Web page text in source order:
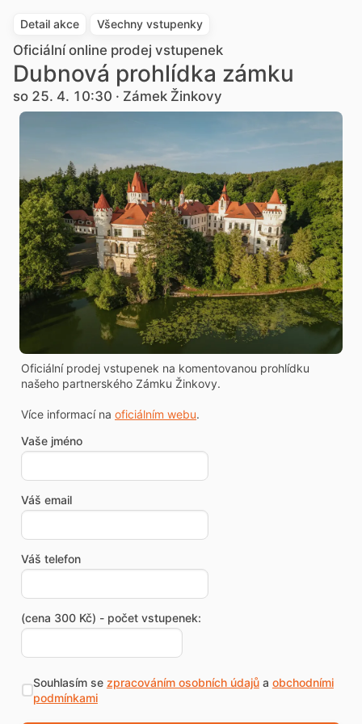
Detail akce Všechny vstupenky
Oficiální online prodej vstupenek
Dubnová prohlídka zámku
so 25. 4. 10:30 · Zámek Žinkovy
Oficiální prodej vstupenek na komentovanou prohlídku
našeho partnerského Zámku Žinkovy.
Více informací na oficiálním webu.
Vaše jméno
Váš email
Váš telefon
(cena 300 Kč) - počet vstupenek:
Souhlasím se zpracováním osobních údajůa obchodními
podmínkami